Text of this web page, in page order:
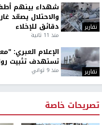
تقارير
شهداء بينهم
والاحتلال يصعّد
دقائق للإخلاء
منذ 11 ثانية
تقارير
الإعلام العبري:
تستهدف تثبيت
منذ 9 ثواني
تصريحات خاصة